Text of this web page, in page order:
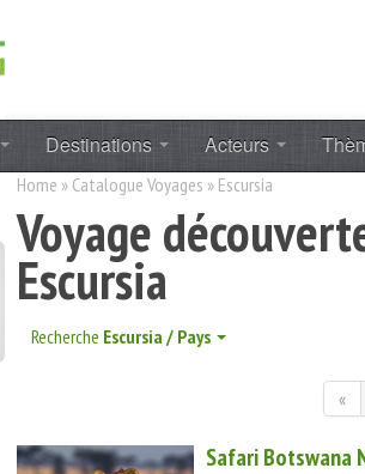
Destinations Acteurs
Home » Catalogue Voyages » Escursia
Voyage
Escursia
Recherche Escursia / Pays
«
Safari Botswana